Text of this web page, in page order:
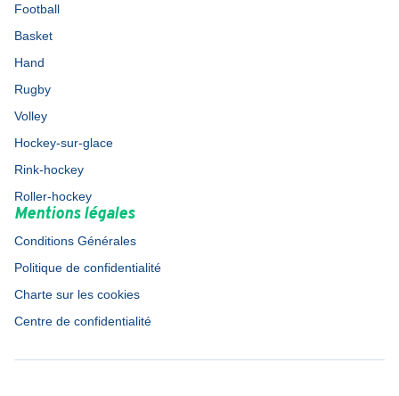
Football
Basket
Hand
Rugby
Volley
Hockey-sur-glace
Rink-hockey
Roller-hockey
Mentions légales
Conditions Générales
Politique de confidentialité
Charte sur les cookies
Centre de confidentialité